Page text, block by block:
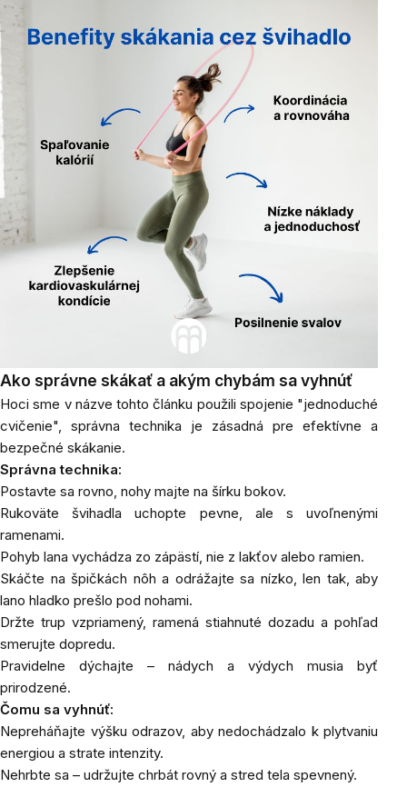
Ako správne skákať a akým chybám sa vyhnúť
Hoci sme v názve tohto článku použili spojenie "jednoduché
cvičenie", správna technika je zásadná pre efektívne a
bezpečné skákanie.
Správna technika:
Postavte sa rovno, nohy majte na šírku bokov.
Rukoväte švihadla uchopte pevne, ale s uvoľnenými
ramenami.
Pohyb lana vychádza zo zápästí, nie z lakťov alebo ramien.
Skáčte na špičkách nôh a odrážajte sa nízko, len tak, aby
lano hladko prešlo pod nohami.
Držte trup vzpriamený, ramená stiahnuté dozadu a pohľad
smerujte dopredu.
Pravidelne dýchajte – nádych a výdych musia byť
prirodzené.
Čomu sa vyhnúť:
Nepreháňajte výšku odrazov, aby nedochádzalo k plytvaniu
energiou a strate intenzity.
Nehrbte sa – udržujte chrbát rovný a stred tela spevnený.